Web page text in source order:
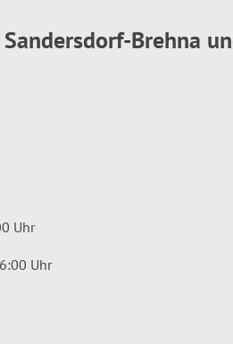
Brehna
Uhr
Uhr